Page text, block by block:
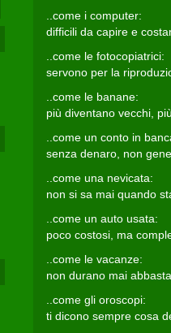
..come i computer:
difficili da capire e
..come le fotocopiatrici:
servono per la
..come le banane:
più diventano vecchi,
..come un conto in
senza denaro, non
..come una nevicata:
non si sa mai quando
..come un auto usata:
poco costosi, ma
..come le vacanze:
non durano mai
..come gli oroscopi:
ti dicono sempre cosa